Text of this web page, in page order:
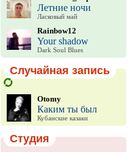
Летние ночи
Ласковый май
Rainbow12
Your shadow
Dark Soul Blues
Случайная запись
Otomy
Каким ты был
Кубанские казаки
Студия